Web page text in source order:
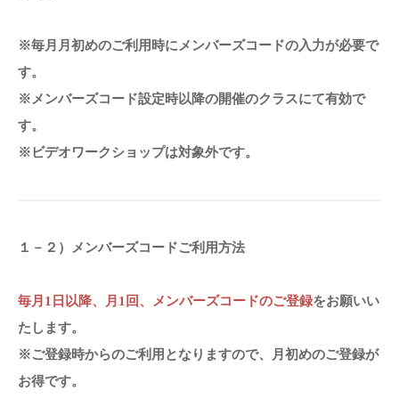
※毎月月初めのご利用時にメンバーズコードの入力が必要で
す。
※メンバーズコード設定時以降の開催のクラスにて有効で
す。
※ビデオワークショップは対象外です。
１－２）メンバーズコードご利用方法
毎月1日以降、月1回、メンバーズコードのご登録をお願いい
たします。
※ご登録時からのご利用となりますので、月初めのご登録が
お得です。